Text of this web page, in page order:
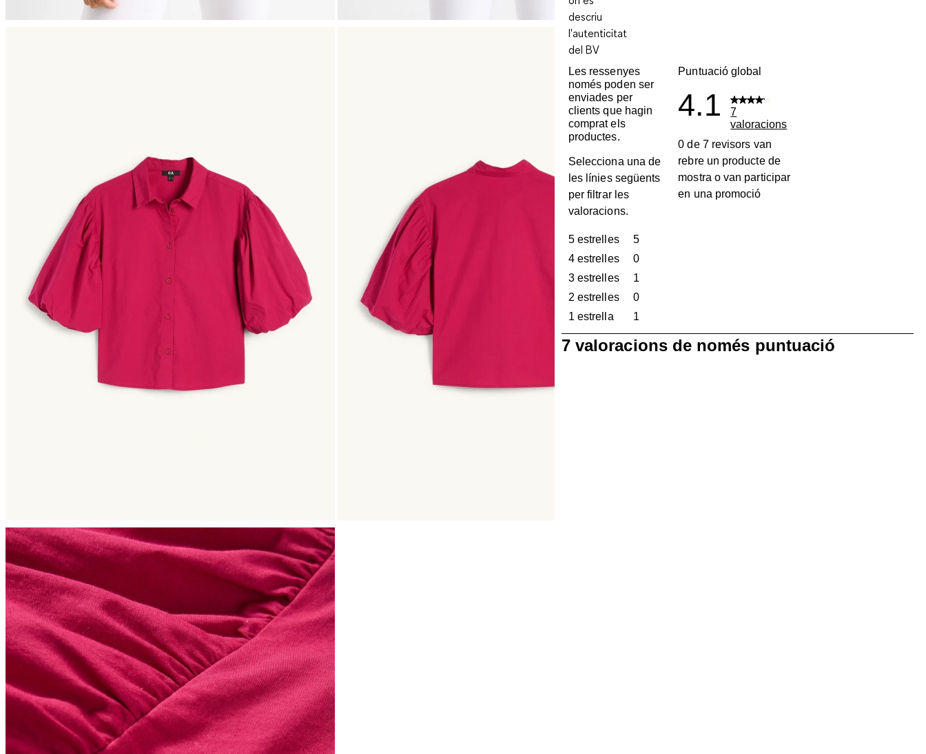
Les ressenyes
només poden ser
enviades per
clients que hagin
comprat els
productes.
Selecciona una de
les línies següents
per filtrar les
valoracions.
5 estrellesestrelles
5
5 valoracions amb 5 estrelles.
4 estrellesestrelles
0
0 valoracions amb 4 estrelles.
3 estrellesestrelles
1
1 valoració amb 3 estrelles.
2 estrellesestrelles
0
0 valoracions amb 2 estrelles.
1 estrellaestrelles
1
1 valoració amb 1 estrella.
Puntuació global
4.1
7
valoracions
0 de 7 revisors van
rebre un producte de
mostra o van participar
en una promoció
de
7 valoracions de només puntuació